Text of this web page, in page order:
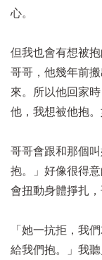
心。
但我也會有想被
哥哥，他幾年前
來。所以他回家
他，我想被他抱
哥哥會跟和那個
抱。」好像很得
會扭動身體掙扎
「她一抗拒，我
給我們抱。」我